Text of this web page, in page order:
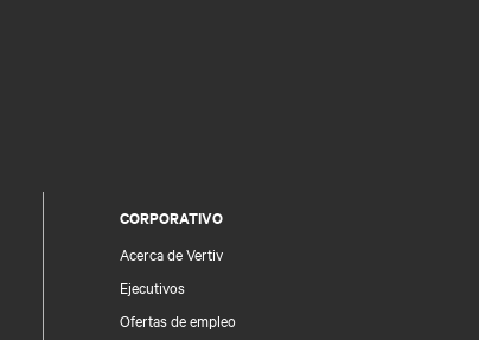
CORPORATIVO
Acerca de Vertiv
Ejecutivos
Ofertas de empleo